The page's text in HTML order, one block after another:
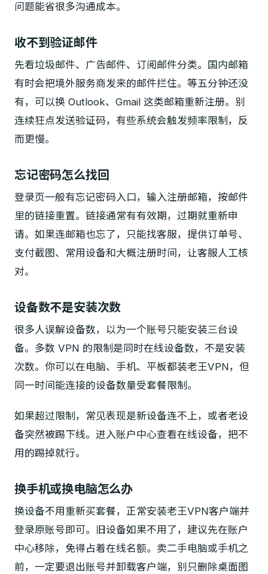
问题能省很多沟通成本。
收不到验证邮件
先看垃圾邮件、广告邮件、订阅邮件分类。国内邮箱
有时会把境外服务商发来的邮件拦住。等五分钟还没
有，可以换 Outlook、Gmail 这类邮箱重新注册。别
连续狂点发送验证码，有些系统会触发频率限制，反
而更慢。
忘记密码怎么找回
登录页一般有忘记密码入口，输入注册邮箱，按邮件
里的链接重置。链接通常有有效期，过期就重新申
请。如果连邮箱也忘了，只能找客服，提供订单号、
支付截图、常用设备和大概注册时间，让客服人工核
对。
设备数不是安装次数
很多人误解设备数，以为一个账号只能安装三台设
备。多数 VPN 的限制是同时在线设备数，不是安装
次数。你可以在电脑、手机、平板都装老王VPN，但
同一时间能连接的设备数量受套餐限制。
如果超过限制，常见表现是新设备连不上，或者老设
备突然被踢下线。进入账户中心查看在线设备，把不
用的踢掉就行。
换手机或换电脑怎么办
换设备不用重新买套餐，正常安装老王VPN客户端并
登录原账号即可。旧设备如果不用了，建议先在账户
中心移除，免得占着在线名额。卖二手电脑或手机之
前，一定要退出账号并卸载客户端，别只删除桌面图